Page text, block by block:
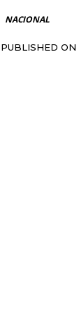
NACIONAL
PUBLISHED ON